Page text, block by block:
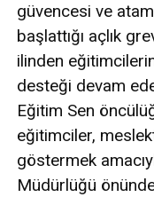
güvencesi ve
başlattığı açlık
ilinden
desteği devam
Eğitim Sen
eğitimciler,
göstermek
Müdürlüğü